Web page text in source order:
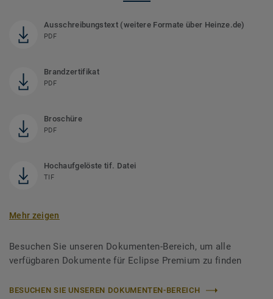
Ausschreibungstext (weitere Formate über Heinze.de)
PDF
Brandzertifikat
PDF
Broschüre
PDF
Hochaufgelöste tif. Datei
TIF
Mehr zeigen
Besuchen Sie unseren Dokumenten-Bereich, um alle
verfügbaren Dokumente für Eclipse Premium zu finden
BESUCHEN SIE UNSEREN DOKUMENTEN-BEREICH